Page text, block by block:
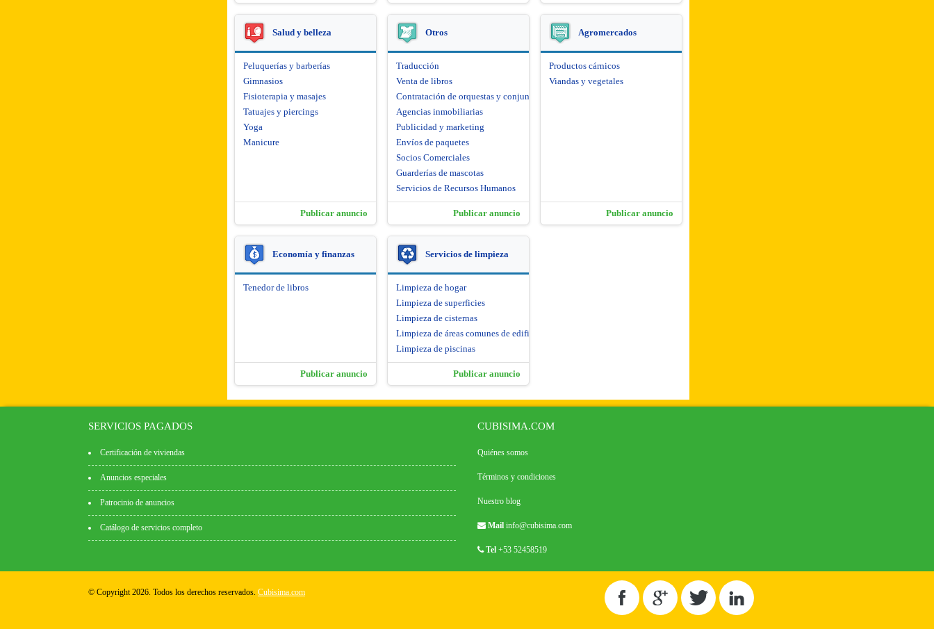
Salud y belleza
Peluquerías y barberías
Gimnasios
Fisioterapia y masajes
Tatuajes y piercings
Yoga
Manicure
Publicar anuncio
Otros
Traducción
Venta de libros
Contratación de orquestas y conjuntos artísticos
Agencias inmobiliarias
Publicidad y marketing
Envíos de paquetes
Socios Comerciales
Guarderías de mascotas
Servicios de Recursos Humanos
Publicar anuncio
Agromercados
Productos cárnicos
Viandas y vegetales
Publicar anuncio
Economía y finanzas
Tenedor de libros
Publicar anuncio
Servicios de limpieza
Limpieza de hogar
Limpieza de superficies
Limpieza de cisternas
Limpieza de áreas comunes de edificios
Limpieza de piscinas
Publicar anuncio
SERVICIOS PAGADOS
Certificación de viviendas
Anuncios especiales
Patrocinio de anuncios
Catálogo de servicios completo
CUBISIMA.COM
Quiénes somos
Términos y condiciones
Nuestro blog
Mail info@cubisima.com
Tel +53 52458519
© Copyright 2026. Todos los derechos reservados. Cubisima.com